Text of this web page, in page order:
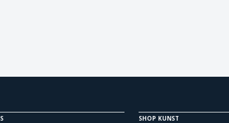
SHOP KUNST